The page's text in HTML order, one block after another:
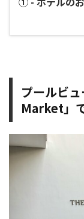
プールビ
Market」